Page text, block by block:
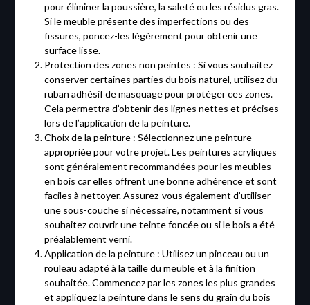
pour éliminer la poussière, la saleté ou les résidus gras.
Si le meuble présente des imperfections ou des
fissures, poncez-les légèrement pour obtenir une
surface lisse.
Protection des zones non peintes : Si vous souhaitez
conserver certaines parties du bois naturel, utilisez du
ruban adhésif de masquage pour protéger ces zones.
Cela permettra d’obtenir des lignes nettes et précises
lors de l’application de la peinture.
Choix de la peinture : Sélectionnez une peinture
appropriée pour votre projet. Les peintures acryliques
sont généralement recommandées pour les meubles
en bois car elles offrent une bonne adhérence et sont
faciles à nettoyer. Assurez-vous également d’utiliser
une sous-couche si nécessaire, notamment si vous
souhaitez couvrir une teinte foncée ou si le bois a été
préalablement verni.
Application de la peinture : Utilisez un pinceau ou un
rouleau adapté à la taille du meuble et à la finition
souhaitée. Commencez par les zones les plus grandes
et appliquez la peinture dans le sens du grain du bois